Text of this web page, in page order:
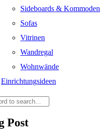
Sideboards & Kommoden
Sofas
Vitrinen
Wandregal
Wohnwände
Einrichtungsideen
Post